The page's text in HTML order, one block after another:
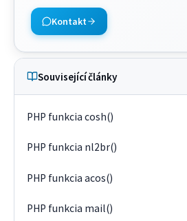
Kontakt
Související články
PHP funkcia cosh()
PHP funkcia nl2br()
PHP funkcia acos()
PHP funkcia mail()